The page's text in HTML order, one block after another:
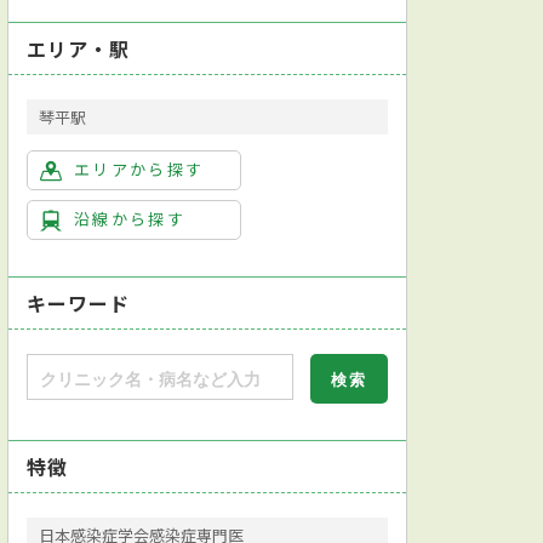
エリア・駅
琴平駅
エリアから探す
沿線から探す
キーワード
特徴
日本感染症学会感染症専門医